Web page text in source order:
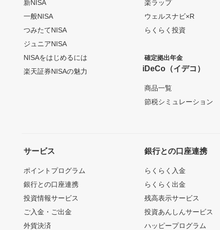
新NISA
一般NISA
つみたてNISA
ジュニアNISA
NISAをはじめるには
楽天証券NISAの魅力
楽ラップ
ウェルスナビ×R
らくらく投資
確定拠出年金
iDeCo（イデコ）
商品一覧
節税シミュレーション
サービス
ポイントプログラム
銀行との口座連携
投資情報サービス
ご入金・ご出金
外貨決済
銀行との口座連携
らくらく入金
らくらく出金
残高表示サービス
投資あんしんサービス
ハッピープログラム